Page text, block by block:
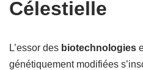
Célestielle
L’essor des biotechnologies
génétiquement modifiées